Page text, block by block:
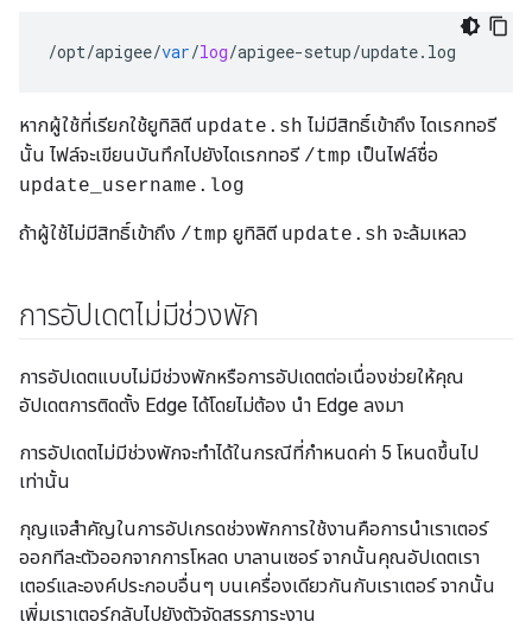
/opt/apigee/var/log/apigee-setup/update. log
หากผู้ใช้ที่เรียกใช้ยูทิลิตี update.sh ไม่มีสิทธิ์เข้าถึง ไดเรกทอรี
นั้น ไฟล์จะเขียนบันทึกไปยังไดเรกทอรี /tmp เป็นไฟล์ชื่อ
update_username.log
ถ้าผู้ใช้ไม่มีสิทธิ์เข้าถึง /tmp ยูทิลิตี update.sh จะล้มเหลว
การอัปเดตไม่มีช่วงพัก
การอัปเดตแบบไม่มีช่วงพักหรือการอัปเดตต่อเนื่องช่วยให้คุณ
อัปเดตการติดตั้ง Edge ได้โดยไม่ต้อง นำ Edge ลงมา
การอัปเดตไม่มีช่วงพักจะทำได้ในกรณีที่กำหนดค่า 5 โหนดขึ้นไป
เท่านั้น
กุญแจสำคัญในการอัปเกรดช่วงพักการใช้งานคือการนำเราเตอร์
ออกทีละตัวออกจากการโหลด บาลานเซอร์ จากนั้นคุณอัปเดตเรา
เตอร์และองค์ประกอบอื่นๆ บนเครื่องเดียวกันกับเราเตอร์ จากนั้น
เพิ่มเราเตอร์กลับไปยังตัวจัดสรรภาระงาน